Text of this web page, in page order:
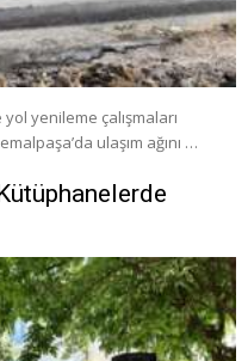
yenileme çalışmaları
ulaşım ağını …